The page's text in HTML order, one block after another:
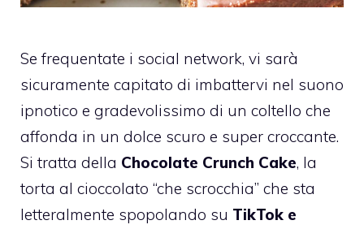
Se frequentate i social network, vi sarà
sicuramente capitato di imbattervi nel suono
ipnotico e gradevolissimo di un coltello che
affonda in un dolce scuro e super croccante.
Si tratta della Chocolate Crunch Cake, la
torta al cioccolato “che scrocchia” che sta
letteralmente spopolando su TikTok e